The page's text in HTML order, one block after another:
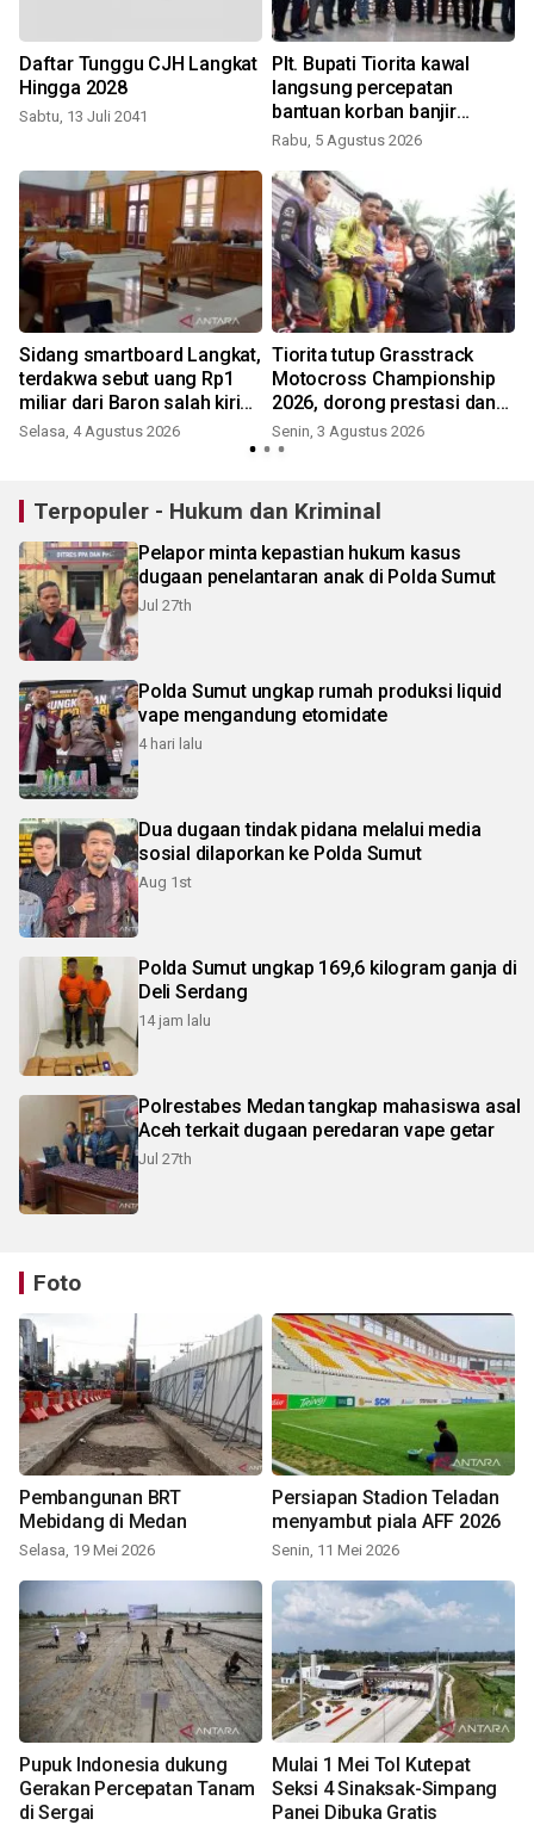
Daftar Tunggu CJH Langkat
Hingga 2028
Sabtu, 13 Juli 2041
Plt. Bupati Tiorita kawal
langsung percepatan
bantuan korban banjir
Langkat ke Jakarta
Rabu, 5 Agustus 2026
Sidang smartboard Langkat,
terdakwa sebut uang Rp1
miliar dari Baron salah kirim
untuk Pj Bupati
Selasa, 4 Agustus 2026
Tiorita tutup Grasstrack
Motocross Championship
2026, dorong prestasi dan
pariwisata Langkat
Senin, 3 Agustus 2026
Terpopuler - Hukum dan Kriminal
Pelapor minta kepastian hukum kasus
dugaan penelantaran anak di Polda Sumut
Jul 27th
Polda Sumut ungkap rumah produksi liquid
vape mengandung etomidate
4 hari lalu
Dua dugaan tindak pidana melalui media
sosial dilaporkan ke Polda Sumut
Aug 1st
Polda Sumut ungkap 169,6 kilogram ganja di
Deli Serdang
14 jam lalu
Polrestabes Medan tangkap mahasiswa asal
Aceh terkait dugaan peredaran vape getar
Jul 27th
Foto
Pembangunan BRT
Mebidang di Medan
Selasa, 19 Mei 2026
Persiapan Stadion Teladan
menyambut piala AFF 2026
Senin, 11 Mei 2026
Pupuk Indonesia dukung
Gerakan Percepatan Tanam
di Sergai
Mulai 1 Mei Tol Kutepat
Seksi 4 Sinaksak-Simpang
Panei Dibuka Gratis